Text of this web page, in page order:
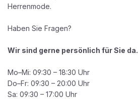
Herrenmode.
Haben Sie Fragen?
Wir sind gerne persönlich für Sie da.
Mo–Mi: 09:30 – 18:30 Uhr
Do–Fr: 09:30 – 20:00 Uhr
Sa: 09:30 – 17:00 Uhr